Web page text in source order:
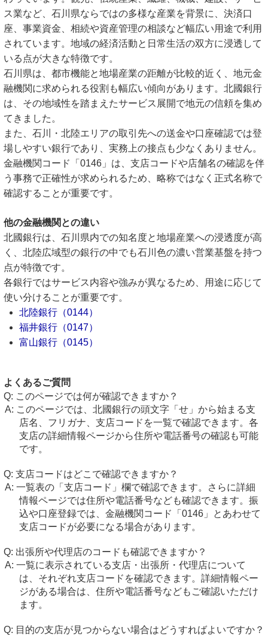
ス業など、石川県ならではの多様な産業を背景に、決済口
座、事業資金、相続や資産管理の相談など幅広い用途で利用
されています。地域の経済活動と日常生活の双方に浸透して
いる点が大きな特徴です。
石川県は、都市機能と地場産業の距離が比較的近く、地元金
融機関に求められる役割も幅広い傾向があります。北國銀行
は、その地域性を踏まえたサービス展開で地元の信頼を集め
てきました。
また、石川・北陸エリアの取引先への送金や口座確認では登
場しやすい銀行であり、実務上の接点も少なくありません。
金融機関コード「0146」は、支店コードや店舗名の確認を伴
う事務で正確性が求められるため、略称ではなく正式名称で
確認することが重要です。
他の金融機関との違い
北國銀行は、石川県内での知名度と地場産業への浸透度が高
く、北陸広域型の銀行の中でも石川色の濃い営業基盤を持つ
点が特徴です。
各銀行ではサービス内容や強みが異なるため、用途に応じて
使い分けることが重要です。
北陸銀行（0144）
福井銀行（0147）
富山銀行（0145）
よくあるご質問
このページでは何が確認できますか？
このページでは、北國銀行の頭文字「せ」から始まる支
店名、フリガナ、支店コードを一覧で確認できます。各
支店の詳細情報ページから住所や電話番号の確認も可能
です。
支店コードはどこで確認できますか？
一覧表の「支店コード」欄で確認できます。さらに詳細
情報ページでは住所や電話番号なども確認できます。振
込や口座登録では、金融機関コード「0146」とあわせて
支店コードが必要になる場合があります。
出張所や代理店のコードも確認できますか？
一覧に表示されている支店・出張所・代理店について
は、それぞれ支店コードを確認できます。詳細情報ペー
ジがある場合は、住所や電話番号などもご確認いただけ
ます。
目的の支店が見つからない場合はどうすればよいですか？